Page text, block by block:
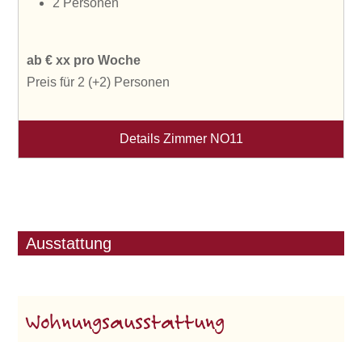
ab € xx pro Woche
Preis für 2 (+2) Personen
Details Zimmer NO11
Ausstattung
Wohnungsausstattung